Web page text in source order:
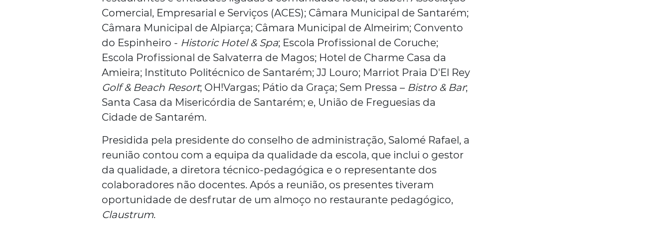
Comercial, Empresarial e Serviços (ACES); Câmara Municipal de Santarém;
Câmara Municipal de Alpiarça; Câmara Municipal de Almeirim; Convento
do Espinheiro - Historic Hotel & Spa; Escola Profissional de Coruche;
Escola Profissional de Salvaterra de Magos; Hotel de Charme Casa da
Amieira; Instituto Politécnico de Santarém; JJ Louro; Marriot Praia D'El Rey
Golf & Beach Resort; OH!Vargas; Pátio da Graça; Sem Pressa – Bistro & Bar;
Santa Casa da Misericórdia de Santarém; e, União de Freguesias da
Cidade de Santarém.
Presidida pela presidente do conselho de administração, Salomé Rafael, a
reunião contou com a equipa da qualidade da escola, que inclui o gestor
da qualidade, a diretora técnico-pedagógica e o representante dos
colaboradores não docentes. Após a reunião, os presentes tiveram
oportunidade de desfrutar de um almoço no restaurante pedagógico,
Claustrum.